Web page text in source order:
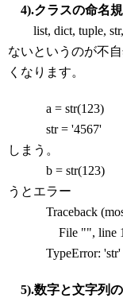
4).クラスの命名
list, dict, tuple, str,
ないというのが不
くなります。
a = str(123) #
str = '4567' #
しまう。
b = str(123) #
うとエラー
Traceback (most
File "", line
TypeError: 'str'
5).数字と文字列